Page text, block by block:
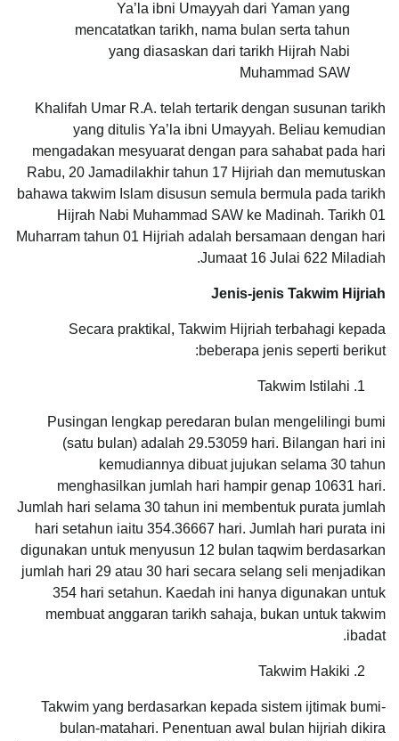
Ya’la ibni Umayyah dari Yaman yang
mencatatkan tarikh, nama bulan serta tahun
yang diasaskan dari tarikh Hijrah Nabi
Muhammad SAW
Khalifah Umar R.A. telah tertarik dengan susunan tarikh
yang ditulis Ya’la ibni Umayyah. Beliau kemudian
mengadakan mesyuarat dengan para sahabat pada hari
Rabu, 20 Jamadilakhir tahun 17 Hijriah dan memutuskan
bahawa takwim Islam disusun semula bermula pada tarikh
Hijrah Nabi Muhammad SAW ke Madinah. Tarikh 01
Muharram tahun 01 Hijriah adalah bersamaan dengan hari
Jumaat 16 Julai 622 Miladiah.
Jenis-jenis Takwim Hijriah
Secara praktikal, Takwim Hijriah terbahagi kepada
beberapa jenis seperti berikut:
Takwim Istilahi
Pusingan lengkap peredaran bulan mengelilingi bumi
(satu bulan) adalah 29.53059 hari. Bilangan hari ini
kemudiannya dibuat jujukan selama 30 tahun
menghasilkan jumlah hari hampir genap 10631 hari.
Jumlah hari selama 30 tahun ini membentuk purata jumlah
hari setahun iaitu 354.36667 hari. Jumlah hari purata ini
digunakan untuk menyusun 12 bulan taqwim berdasarkan
jumlah hari 29 atau 30 hari secara selang seli menjadikan
354 hari setahun. Kaedah ini hanya digunakan untuk
membuat anggaran tarikh sahaja, bukan untuk takwim
ibadat.
Takwim Hakiki
Takwim yang berdasarkan kepada sistem ijtimak bumi-
bulan-matahari. Penentuan awal bulan hijriah dikira